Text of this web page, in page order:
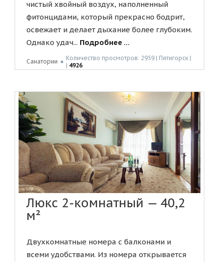
чистый хвойный воздух, наполненный
фитонцидами, который прекрасно бодрит,
освежает и делает дыхание более глубоким.
Однако удач... Подробнее ...
Санатории ● Количество просмотров: 2959 | Пятигорск |
| 4926
Люкс 2-комнатный — 40,2
м²
Двухкомнатные номера с балконами и
всеми удобствами. Из номера открывается